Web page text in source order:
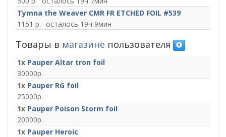
Tymna the Weaver CMR FR ETCHED FOIL #539
1151
19ч 9мин
Товары в магазине пользователя
1x Pauper Altar tron foil
30000
1x Pauper RG foil
25000
1x Pauper Poison Storm foil
20000
1x Pauper Heroic